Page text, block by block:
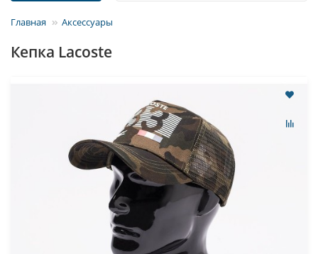
Главная Аксессуары
Кепка Lacoste